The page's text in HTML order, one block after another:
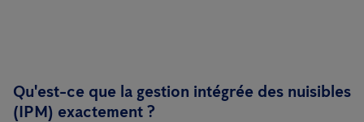
Qu'est-ce que la gestion intégrée des nuisibles
(IPM) exactement ?